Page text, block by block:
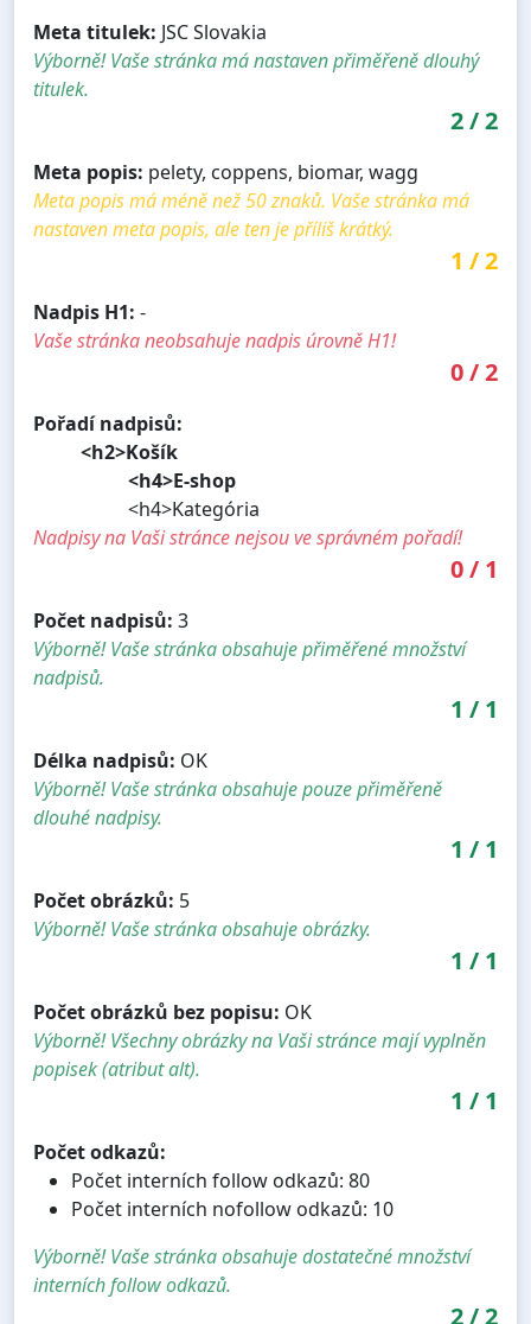
Meta titulek: JSC Slovakia
Výborně! Vaše stránka má nastaven přiměřeně dlouhý
titulek.
2/2
Meta popis: pelety, coppens, biomar, wagg
Meta popis má méně než 50 znaků. Vaše stránka má
nastaven meta popis, ale ten je příliš krátký.
1 /2
Nadpis H1: -
Vaše stránka neobsahuje nadpis úrovně H1!
0/2
Pořadí nadpisů:
<h2>Košík
<h4>E-shop
<h4>Kategória
Nadpisy na Vaši stránce nejsou ve správném pořadí!
0/ 1
Počet nadpisů: 3
Výborně! Vaše stránka obsahuje přiměřené množství
nadpisů.
1 / 1
Délka nadpisů: OK
Výborně! Vaše stránka obsahuje pouze přiměřeně
dlouhé nadpisy.
1 / 1
Počet obrázků: 5
Výborně! Vaše stránka obsahuje obrázky.
1 / 1
Počet obrázků bez popisu: OK
Výborně! Všechny obrázky na Vaši stránce mají vyplněn
popisek (atribut alt).
1 / 1
Počet odkazů:
Počet interních follow odkazů: 80
Počet interních nofollow odkazů: 10
Výborně! Vaše stránka obsahuje dostatečné množství
interních follow odkazů.
2/2